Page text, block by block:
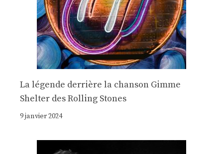
La légende derrière la chanson Gimme
Shelter des Rolling Stones
9 janvier 2024